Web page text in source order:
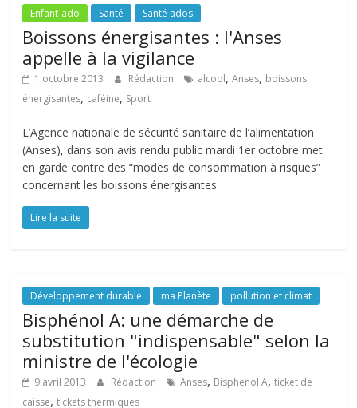
Enfant-ado Santé Santé ados
Boissons énergisantes : l'Anses
appelle à la vigilance
1 octobre 2013 Rédaction alcool,Anses, boissons
énergisantes, caféine, Sport
L’Agence nationale de sécurité sanitaire de l’alimentation
(Anses), dans son avis rendu public mardi 1er octobre met
en garde contre des “modes de consommation à risques”
concernant les boissons énergisantes.
Lire la suite
Développement durable ma Planète pollution et climat
Bisphénol A: une démarche de
substitution "indispensable" selon la
ministre de l'écologie
9 avril 2013 Rédaction Anses, Bisphenol A,ticket de
caisse,tickets thermiques